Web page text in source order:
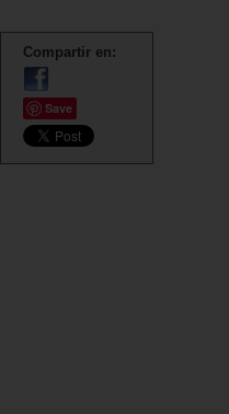
Compartir en:
Save